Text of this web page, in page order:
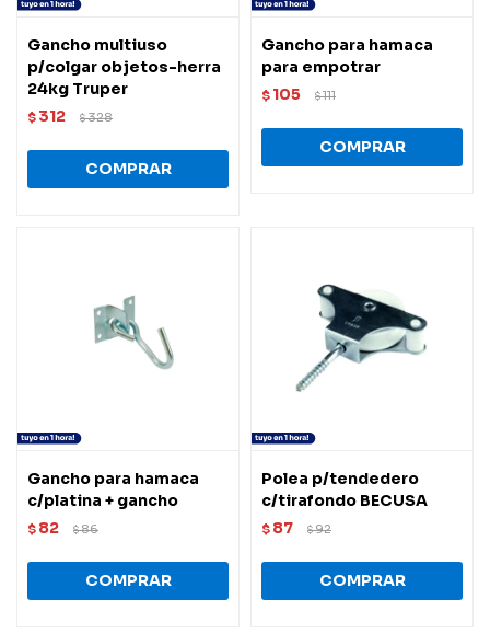
Gancho multiuso
p/colgar objetos-herra
24kg Truper
$ 312 $328
Gancho para hamaca
para empotrar
$ 105 $111
Gancho para hamaca
c/platina + gancho
$ 82 $86
Polea p/tendedero
c/tirafondo BECUSA
$ 87 $92